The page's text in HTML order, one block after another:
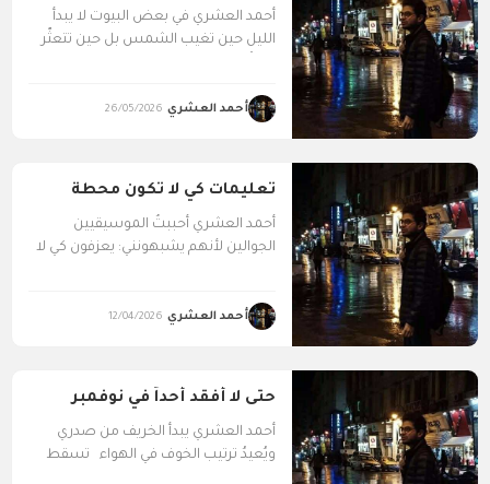
أحمد العشري في بعض البيوت لا يبدأ
الليل حين تغيب الشمس بل حين تتعثّر
أحمد العشري 26/05/2026
تعليمات كي لا تكون محطة
أحمد العشري أحببتُ الموسيقيين
الجوالين لأنهم يشبهونني: يعزفون كي لا
أحمد العشري 12/04/2026
حتى لا أفقد أحداً في نوفمبر
أحمد العشري يبدأ الخريف من صدري
ويُعيدُ ترتيب الخوف في الهواء تسقط